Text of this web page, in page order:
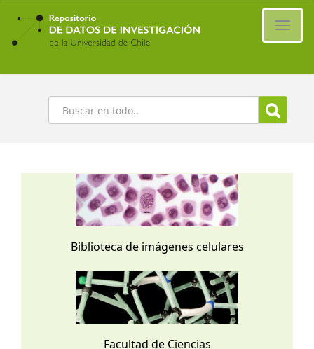
Ir
contenido
principal
Buscar
Biblioteca de imágenes celulares
Facultad de Ciencias